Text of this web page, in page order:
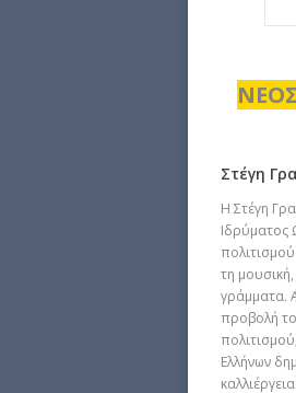
Στέγη
Η Στέγη
Ιδρύματος
τη μουσική,
γράμματα.
προβολή
Ελλήνων